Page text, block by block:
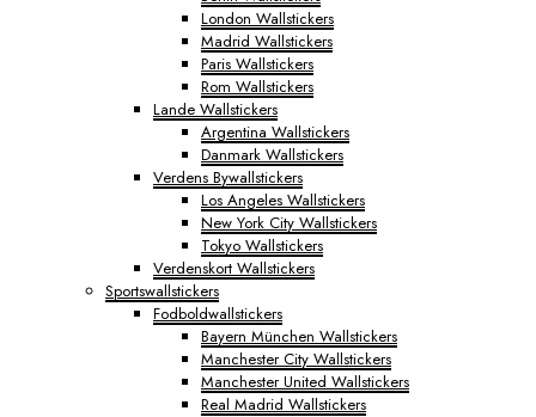
London Wallstickers
Madrid Wallstickers
Paris Wallstickers
Rom Wallstickers
Lande Wallstickers
Argentina Wallstickers
Danmark Wallstickers
Verdens Bywallstickers
Los Angeles Wallstickers
New York City Wallstickers
Tokyo Wallstickers
Verdenskort Wallstickers
Sportswallstickers
Fodboldwallstickers
Bayern München Wallstickers
Manchester City Wallstickers
Manchester United Wallstickers
Real Madrid Wallstickers